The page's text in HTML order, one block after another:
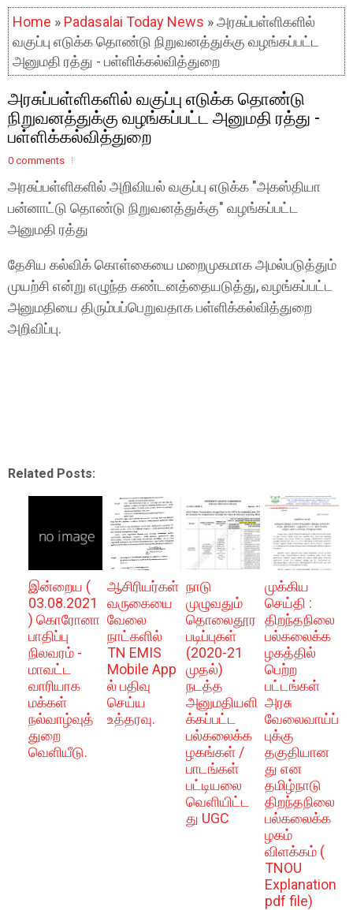
Home » Padasalai Today News » அரசுப்பள்ளிகளில்
வகுப்பு எடுக்க தொண்டு நிறுவனத்துக்கு வழங்கப்பட்ட
அனுமதி ரத்து - பள்ளிக்கல்வித்துறை
அரசுப்பள்ளிகளில் வகுப்பு எடுக்க தொண்டு
நிறுவனத்துக்கு வழங்கப்பட்ட அனுமதி ரத்து -
பள்ளிக்கல்வித்துறை
0 comments
அரசுப்பள்ளிகளில் அறிவியல் வகுப்பு எடுக்க "அகஸ்தியா
பன்னாட்டு தொண்டு நிறுவனத்துக்கு" வழங்கப்பட்ட
அனுமதி ரத்து
தேசிய கல்விக் கொள்கையை மறைமுகமாக அமல்படுத்தும்
முயற்சி என்று எழுந்த கண்டனத்தையடுத்து, வழங்கப்பட்ட
அனுமதியை திரும்பப்பெறுவதாக பள்ளிக்கல்வித்துறை
அறிவிப்பு.
Related Posts:
இன்றைய (
03.08.2021
) கொரோனா
பாதிப்பு
நிலவரம் -
மாவட்ட
வாரியாக
மக்கள்
நல்வாழ்வுத்
துறை
வெளியீடு.
ஆசிரியர்கள்
வருகையை
வேலை
நாட்களில்
TN EMIS
Mobile App
ல் பதிவு
செய்ய
உத்தரவு.
நாடு
முழுவதும்
தொலைதூர
படிப்புகள்
(2020-21
முதல்)
நடத்த
அனுமதியளி
க்கப்பட்ட
பல்கலைக்க
ழகங்கள் /
பாடங்கள்
பட்டியலை
வெளியிட்ட
து UGC
முக்கிய
செய்தி :
திறந்தநிலை
பல்கலைக்க
ழகத்தில்
பெற்ற
பட்டங்கள்
அரசு
வேலைவாய்ப்
புக்கு
தகுதியான
து என
தமிழ்நாடு
திறந்தநிலை
பல்கலைக்க
ழகம்
விளக்கம் (
TNOU
Explanation
pdf file)